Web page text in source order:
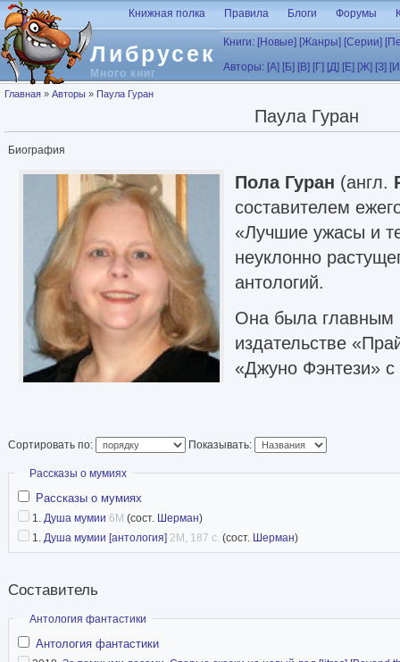
Перейти к основному содержанию
Либрусек
Много книг
Книжная полка Правила Блоги Форумы
Книги: [Новые] [Жанры] [Серии]
Авторы: [А] [Б] [В] [Г] [Д] [Е] [Ж] [З]
Вы здесь
Главная » Авторы » Паула Гуран
Паула Гуран
Биография
Пола Гуран (англ.
составителем
«Лучшие ужасы и
неуклонно
антологий.
Она была главным
издательстве
«Джуно Фэнтези»
DarkEcho
премию IHG и
Всемирную премию фэнтези), редактировала
Гэрадж» (что также принесло ей премию IHG
Всемирную премию фэнтези), выпускала
Мать четверых детей, свекровь двоих и
Акроне, штат Огайо.
сайт автора
Сортировать по: Показывать:
Скрыть
Рассказы о мумиях
Рассказы о мумиях
1. Душа мумии 6M (сост. Шерман)
1. Душа мумии [антология] 2M, 187 с. (сост. Шерман)
Составитель
Скрыть
Антология фантастики
Антология фантастики